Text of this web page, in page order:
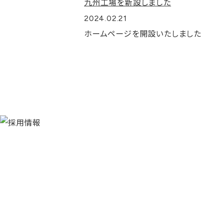
九州工場を新設しました
2024.02.21
ホームページを開設いたしました